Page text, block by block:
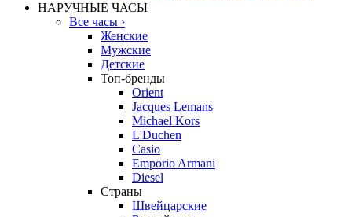
НАРУЧНЫЕ ЧАСЫ
Все часы ›
Женские
Мужские
Детские
Топ-бренды
Orient
Jacques Lemans
Michael Kors
L'Duchen
Casio
Emporio Armani
Diesel
Страны
Швейцарские